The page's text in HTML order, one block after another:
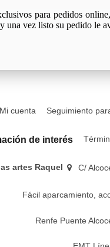
para pedidos
vez listo su pedido le
Mi cuenta Seguimiento
de interés
artes Raquel C/
Fácil aparcamiento,
Renfe Puente